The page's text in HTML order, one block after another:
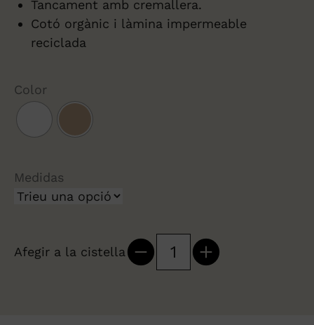
Tancament amb cremallera.
Cotó orgànic i làmina impermeable
reciclada
Color
Medidas
Afegir a la cistella
quantitat